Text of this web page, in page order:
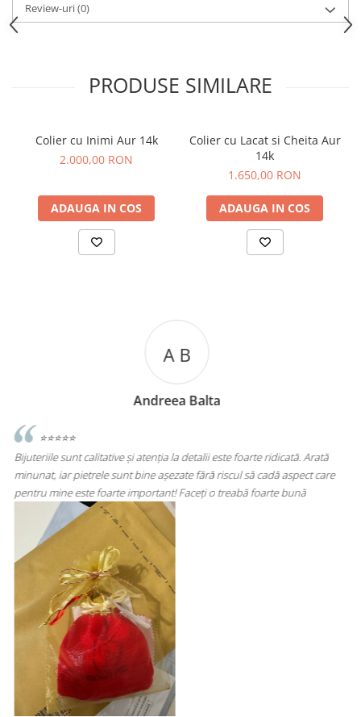
Review-uri(0)
PRODUSE SIMILARE
Colier cu Inimi Aur 14k
2.000,00 RON
ADAUGA IN COS
Colier cu Lacat si Cheita Aur
14k
1.650,00 RON
ADAUGA IN COS
Arată
aspect care
bună
Andreea Cicu
⭐⭐⭐⭐⭐
Super mulțumită!! Sunt superbi cerceii!!!